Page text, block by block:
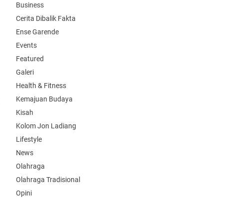
Business
Cerita Dibalik Fakta
Ense Garende
Events
Featured
Galeri
Health & Fitness
Kemajuan Budaya
Kisah
Kolom Jon Ladiang
Lifestyle
News
Olahraga
Olahraga Tradisional
Opini